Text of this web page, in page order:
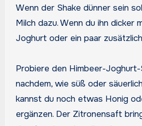
Wenn der Shake dünner sein
Milch dazu. Wenn du ihn dicker
Joghurt oder ein paar
Probiere den Himbeer-Joghurt-
nachdem, wie süß oder
kannst du noch etwas Honig
ergänzen. Der Zitronensaft